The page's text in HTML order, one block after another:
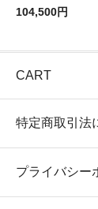
104,500円
CART
特定商取引法
プライバシー